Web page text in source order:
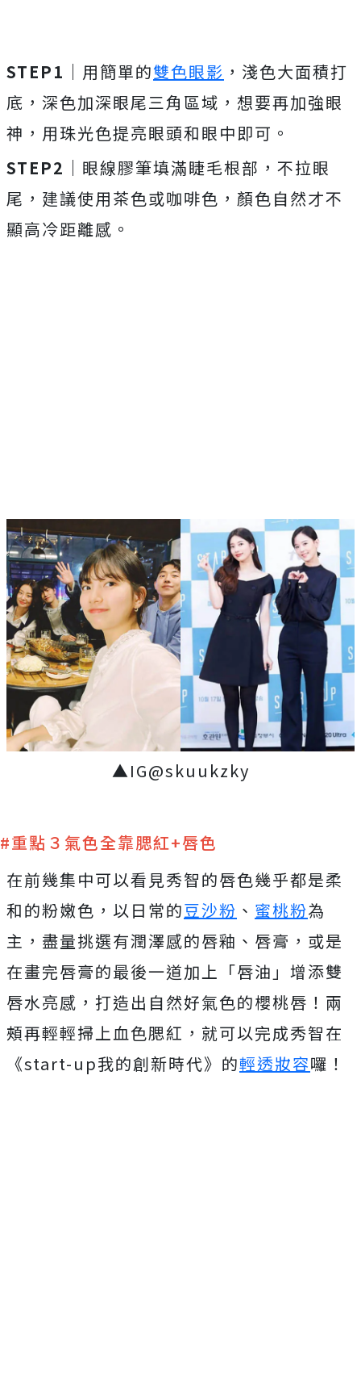
STEP1｜ 用簡單的雙色眼影 ，淺色大面積打
底，深色加深眼尾三角區域，想要再加強眼
神，用珠光色提亮眼頭和眼中即可。
STEP2｜ 眼線膠筆填滿睫毛根部，不拉眼
尾，建議使用茶色或咖啡色，顏色自然才不
顯高冷距離感。
▲IG@skuukzky
#重點３氣色全靠腮紅+唇色
在前幾集中可以看見秀智的唇色幾乎都是柔
和的粉嫩色，以日常的豆沙粉 、 蜜桃粉為
主，盡量挑選有潤澤感的唇釉、唇膏，或是
在畫完唇膏的最後一道加上「唇油」增添雙
唇水亮感，打造出自然好氣色的櫻桃唇！兩
頰再輕輕掃上血色腮紅，就可以完成秀智在
《start-up我的創新時代》的輕透妝容囉！